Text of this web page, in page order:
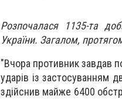
Розпочалася 1135-та
України. Загалом,
"Вчора противник завдав
ударів із застосуванням
здійснив майже 6400